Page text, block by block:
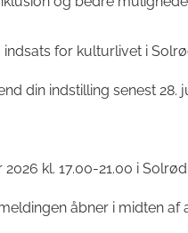
for kulturlivet i
din indstilling senest 28.
kl. 17.00-21.00 i
åbner i midten af